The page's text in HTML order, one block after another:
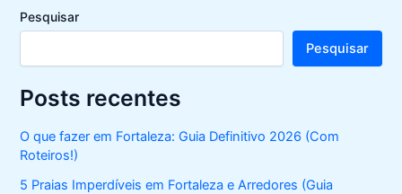
Pesquisar
Pesquisar
Posts recentes
O que fazer em Fortaleza: Guia Definitivo 2026 (Com
Roteiros!)
5 Praias Imperdíveis em Fortaleza e Arredores (Guia